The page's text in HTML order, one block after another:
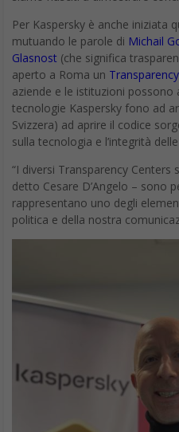
Per Kaspersky è anche iniziata
mutuando le parole di Michail
Glasnost (che significa
aperto a Roma un
aziende e le istituzioni
tecnologie Kaspersky fono ad
Svizzera) ad aprire il codice
sulla tecnologia e l’integrità
“I diversi Transparency
detto Cesare D’Angelo – sono
rappresentano uno degli
politica e della nostra